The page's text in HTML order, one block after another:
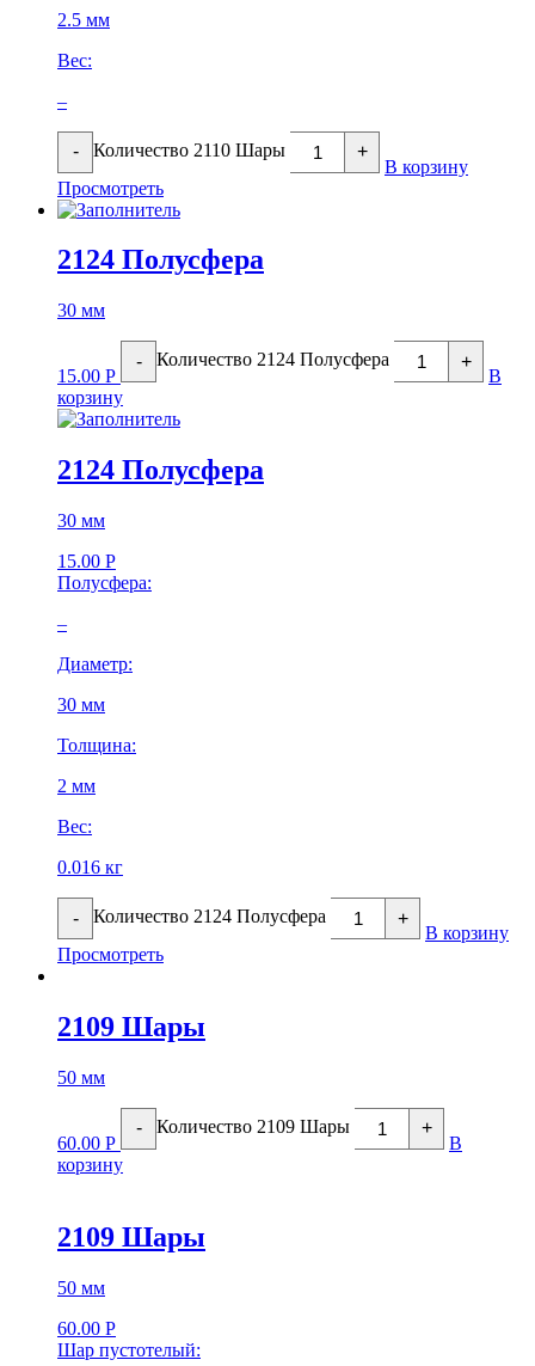
2.5 мм
Вес:
–
- Количество 2110 Шары +
В корзину
Просмотреть
2124 Полусфера
30 мм
15.00 Р
- Количество 2124 Полусфера +
В
корзину
2124 Полусфера
30 мм
15.00 Р
Полусфера:
–
Диаметр:
30 мм
Толщина:
2 мм
Вес:
0.016 кг
- Количество 2124 Полусфера +
В корзину
Просмотреть
2109 Шары
50 мм
60.00 Р
- Количество 2109 Шары +
В
корзину
2109 Шары
50 мм
60.00 Р
Шар пустотелый: